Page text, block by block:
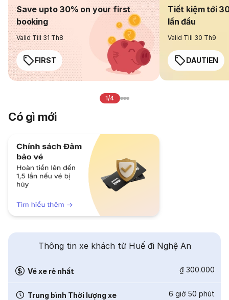
Save upto 30% on your first
booking
Valid Till 31 Th8
FIRST
Tiết kiệm tới
lần đầu
Valid Till 30 Th9
DAUTIEN
1/4
Có gì mới
Thông tin xe khách từ Huế đi Nghệ An
Vé xe rẻ nhất ₫ 300.000
Trung bình Thời lượng xe 6 giờ 50 phút